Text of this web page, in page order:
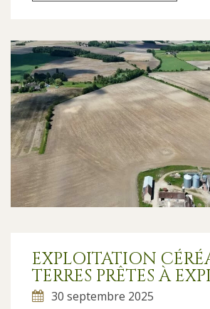
EXPLOITATION
TERRES PRÊTES À
30 septembre 2025